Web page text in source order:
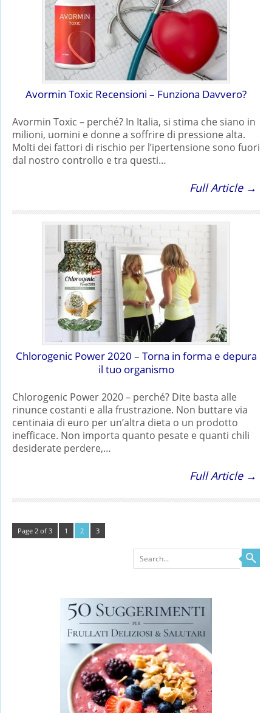
Avormin Toxic Recensioni – Funziona Davvero?
Avormin Toxic – perché? In Italia, si stima che siano in
milioni, uomini e donne a soffrire di pressione alta.
Molti dei fattori di rischio per l’ipertensione sono fuori
dal nostro controllo e tra questi…
Full Article →
Chlorogenic Power 2020 – Torna in forma e depura
il tuo organismo
Chlorogenic Power 2020 – perché? Dite basta alle
rinunce costanti e alla frustrazione. Non buttare via
centinaia di euro per un’altra dieta o un prodotto
inefficace. Non importa quanto pesate e quanti chili
desiderate perdere,…
Full Article →
Page 2 of 3 1 2 3
Search